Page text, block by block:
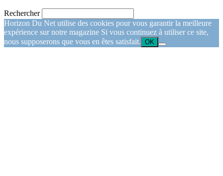
Rechercher
Horizon Du Net utilise des cookies pour vous garantir la meilleure
expérience sur notre magazine Si vous continuez à utiliser ce site,
nous supposerons que vous en êtes satisfait. OK